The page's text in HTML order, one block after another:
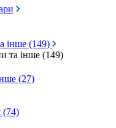
інше (149)
та інше (149)
(27)
(74)